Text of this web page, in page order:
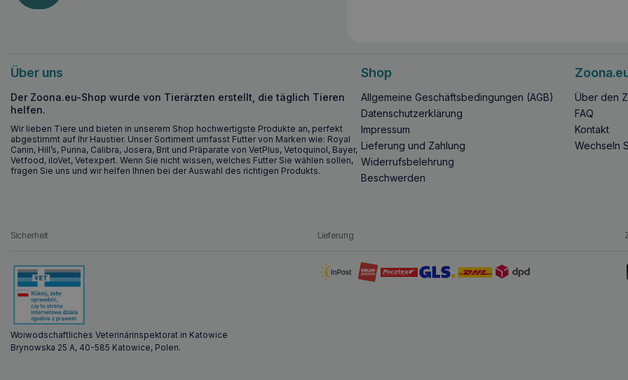
Über uns
Der Zoona.eu-Shop wurde von Tierärzten erstellt, die täglich Tieren
helfen.
Wir lieben Tiere und bieten in unserem Shop hochwertigste Produkte an, perfekt
abgestimmt auf Ihr Haustier. Unser Sortiment umfasst Futter von Marken wie: Royal
Canin, Hill’s, Purina, Calibra, Josera, Brit und Präparate von VetPlus, Vetoquinol, Bayer,
Vetfood, iloVet, Vetexpert. Wenn Sie nicht wissen, welches Futter Sie wählen sollen,
fragen Sie uns und wir helfen Ihnen bei der Auswahl des richtigen Produkts.
Shop
Allgemeine Geschäftsbedingungen (AGB)
Datenschutzerklärung
Impressum
Lieferung und Zahlung
Widerrufsbelehrung
Beschwerden
Über den
FAQ
Kontakt
Wechseln
Sicherheit
Woiwodschaftliches Veterinärinspektorat in Katowice
Brynowska 25 A, 40-585 Katowice, Polen.
Lieferung